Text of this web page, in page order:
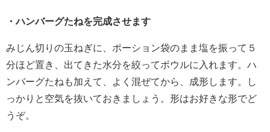
・ハンバーグたねを完成させます
みじん切りの玉ねぎに、ポーション袋のまま塩を振って５
分ほど置き、出てきた水分を絞ってボウルに入れます。ハ
ンバーグたねも加えて、よく混ぜてから、成形します。し
っかりと空気を抜いておきましょう。形はお好きな形でど
うぞ。